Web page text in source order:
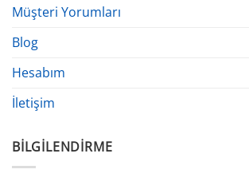
Müşteri Yorumları
Blog
Hesabım
İletişim
BILGILENDIRME